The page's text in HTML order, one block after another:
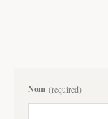
Nom (required)